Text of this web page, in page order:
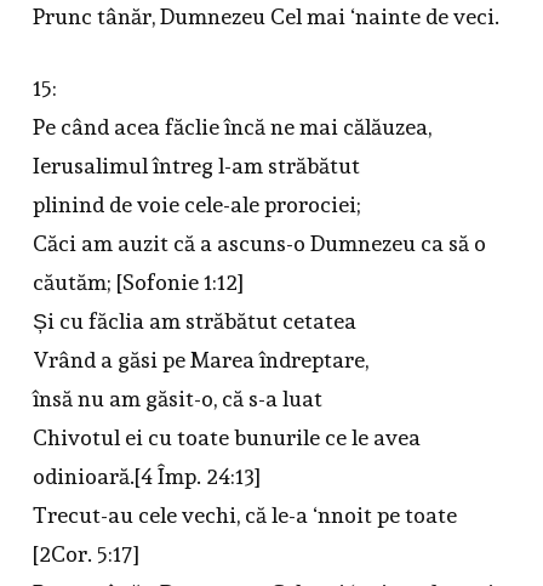
Prunc tânăr, Dumnezeu Cel mai ‘nainte de veci.
15:
Pe când acea făclie încă ne mai călăuzea,
Ierusalimul întreg l-am străbătut
plinind de voie cele-ale prorociei;
Căci am auzit că a ascuns-o Dumnezeu ca să o
căutăm; [Sofonie 1:12]
Și cu făclia am străbătut cetatea
Vrând a găsi pe Marea îndreptare,
însă nu am găsit-o, că s-a luat
Chivotul ei cu toate bunurile ce le avea
odinioară.[4 Împ. 24:13]
Trecut-au cele vechi, că le-a ‘nnoit pe toate
[2Cor. 5:17]